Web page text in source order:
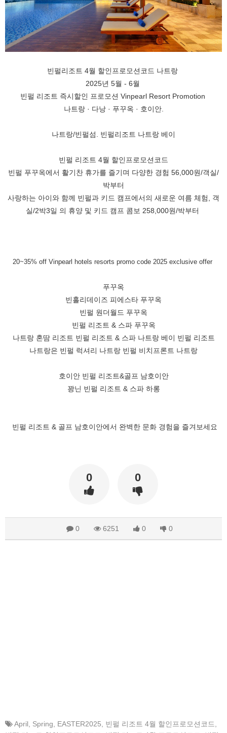
빈펄리조트 4월 할인프로모션코드 나트랑
2025년 5월 - 6월
빈펄 리조트 즉시할인 프로모션 Vinpearl Resort Promotion
나트랑 · 다낭 · 푸꾸옥 · 호이안.
나트랑/빈펄섬. 빈펄리조트 나트랑 베이
빈펄 리조트 4월 할인프로모션코드
빈펄 푸꾸옥에서 활기찬 휴가를 즐기며 다양한 경험 56,000원/객실/
박부터
사랑하는 아이와 함께 빈펄과 키드 캠프에서의 새로운 여름 체험, 객
실/2박3일 의 휴양 및 키드 캠프 콤보 258,000원/박부터
20~35% off Vinpearl hotels resorts promo code 2025 exclusive offer
푸꾸옥
빈홀리데이즈 피에스타 푸꾸옥
빈펄 원더월드 푸꾸옥
빈펄 리조트 & 스파 푸꾸옥
나트랑 혼땀 리조트 빈펄 리조트 & 스파 나트랑 베이 빈펄 리조트
나트랑은 빈펄 럭셔리 나트랑 빈펄 비치프론트 나트랑
호이안 빈펄 리조트&골프 남호이안
꽝닌 빈펄 리조트 & 스파 하롱
빈펄 리조트 & 골프 남호이안에서 완벽한 문화 경험을 즐겨보세요
0 0
0 6251 0 0
April, Spring, EASTER2025, 빈펄 리조트 4월 할인프로모션코드,